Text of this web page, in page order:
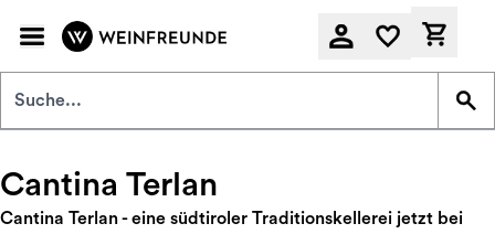
Cantina Terlan
Cantina Terlan - eine südtiroler Traditionskellerei jetzt bei